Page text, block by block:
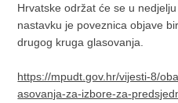
Hrvatske održat će se u
nastavku je poveznica objave
drugog kruga glasovanja.
https://mpudt.gov.hr/vijesti-8/
asovanja-za-izbore-za-